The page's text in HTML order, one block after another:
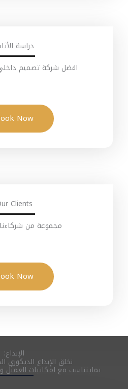
دراسة
افضل شركة تصميم
Now
Clients
مجموعة من
Now
الإبداع:
نخلق الإبداع الديكوري
بمايتناسب مع امكانيات